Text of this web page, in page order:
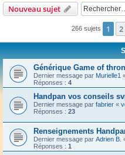
Nouveau sujet
266 sujets 1 2
Générique Game of
Dernier message par Murielle1
Réponses : 4
Handpan vos conseils
Dernier message par fabrier «
Réponses : 23
Renseignements
Dernier message par Adrien B.
Réponses : 1